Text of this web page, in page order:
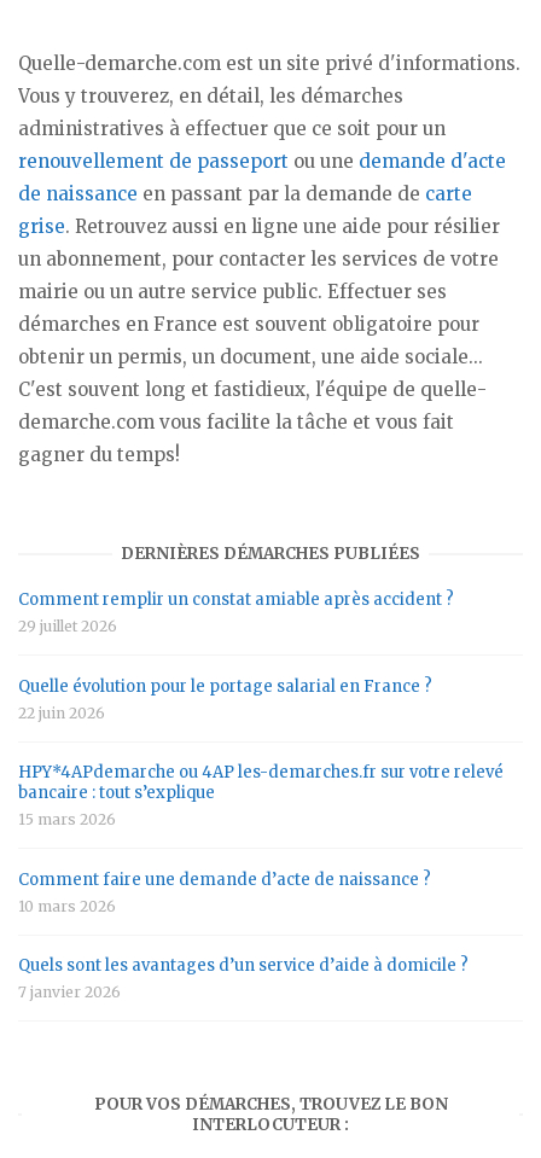
Quelle-demarche.com est un site privé d'informations.
Vous y trouverez, en détail, les démarches
administratives à effectuer que ce soit pour un
renouvellement de passeport ou une demande d'acte
de naissance en passant par la demande de carte
grise. Retrouvez aussi en ligne une aide pour résilier
un abonnement, pour contacter les services de votre
mairie ou un autre service public. Effectuer ses
démarches en France est souvent obligatoire pour
obtenir un permis, un document, une aide sociale...
C'est souvent long et fastidieux, l'équipe de quelle-
demarche.com vous facilite la tâche et vous fait
gagner du temps!
DERNIÈRES DÉMARCHES PUBLIÉES
Comment remplir un constat amiable après accident ?
29 juillet 2026
Quelle évolution pour le portage salarial en France ?
22 juin 2026
HPY*4APdemarche ou 4AP les-demarches.fr sur votre relevé
bancaire : tout s’explique
15 mars 2026
Comment faire une demande d’acte de naissance ?
10 mars 2026
Quels sont les avantages d’un service d’aide à domicile ?
7 janvier 2026
POUR VOS DÉMARCHES, TROUVEZ LE BON
INTERLOCUTEUR :